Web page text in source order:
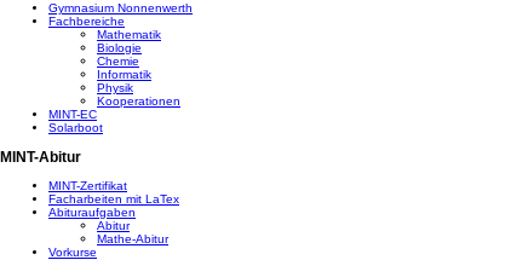
Gymnasium Nonnenwerth
Fachbereiche
Mathematik
Biologie
Chemie
Informatik
Physik
Kooperationen
MINT-EC
Solarboot
MINT-Abitur
MINT-Zertifikat
Facharbeiten mit LaTex
Abituraufgaben
Abitur
Mathe-Abitur
Vorkurse